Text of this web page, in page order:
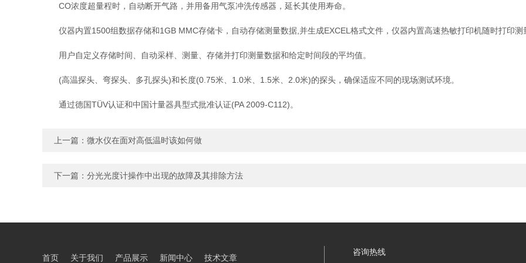
CO浓度超量程时，自动断开气路，并用备用气泵冲洗传感器，延长其使用寿命。
仪器内置1500组数据存储和1GB MMC存储卡，自动存储测量数据,并生成EXCEL格式文件，仪器内置高速热敏打印机随时打印测
用户自定义存储时间、自动采样、测量、存储并打印测量数据和给定时间段的平均值。
(高温探头、弯探头、多孔探头)和长度(0.75米、1.0米、1.5米、2.0米)的探头，确保适应不同的现场测试环境。
通过德国TÜV认证和中国计量器具型式批准认证(PA 2009-C112)。
上一篇： 微水仪在面对高低温时该如何做
下一篇： 分光光度计操作中出现的故障及其排除方法
首页 关于我们 产品展示 新闻中心 技术文章
咨询热线